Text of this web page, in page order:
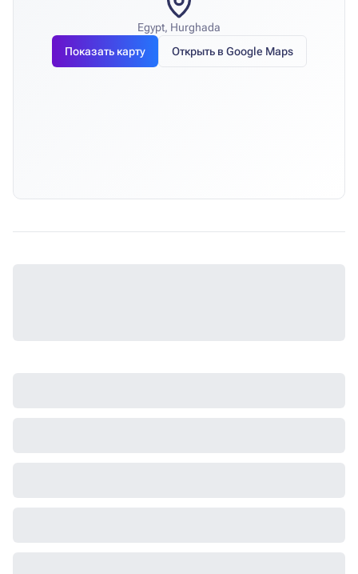
Egypt, Hurghada
Показать карту
Открыть в Google Maps